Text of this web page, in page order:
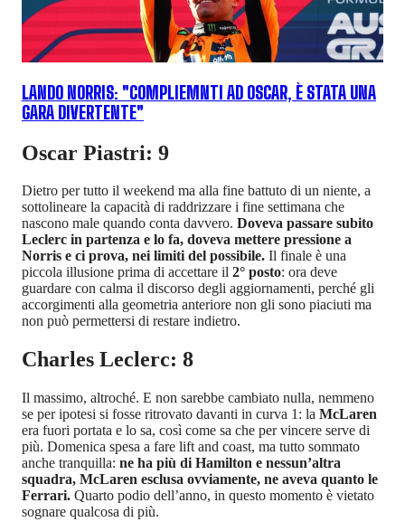
LANDO NORRIS: "COMPLIEMNTI AD OSCAR, È STATA UNA
GARA DIVERTENTE"
Oscar Piastri: 9
Dietro per tutto il weekend ma alla fine battuto di un niente, a
sottolineare la capacità di raddrizzare i fine settimana che
nascono male quando conta davvero. Doveva passare subito
Leclerc in partenza e lo fa, doveva mettere pressione a
Norris e ci prova, nei limiti del possibile. Il finale è una
piccola illusione prima di accettare il 2° posto: ora deve
guardare con calma il discorso degli aggiornamenti, perché gli
accorgimenti alla geometria anteriore non gli sono piaciuti ma
non può permettersi di restare indietro.
Charles Leclerc: 8
Il massimo, altroché. E non sarebbe cambiato nulla, nemmeno
se per ipotesi si fosse ritrovato davanti in curva 1: la McLaren
era fuori portata e lo sa, così come sa che per vincere serve di
più. Domenica spesa a fare lift and coast, ma tutto sommato
anche tranquilla: ne ha più di Hamilton e nessun’altra
squadra, McLaren esclusa ovviamente, ne aveva quanto le
Ferrari. Quarto podio dell’anno, in questo momento è vietato
sognare qualcosa di più.